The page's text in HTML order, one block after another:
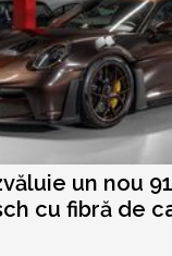
un nou
cu fibră de